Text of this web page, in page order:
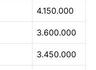
4.150.000
3.600.000
3.450.000